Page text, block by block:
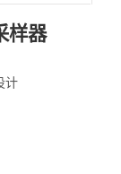
样器
计